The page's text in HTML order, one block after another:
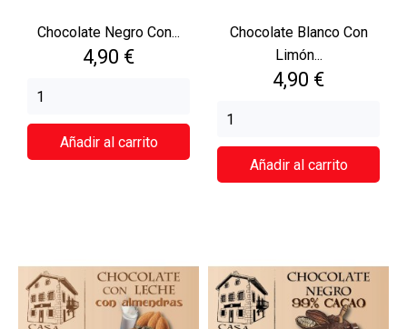
Chocolate Negro Con...
Precio
4,90 €
Añadir al carrito
Chocolate Blanco Con
Limón...
Precio
4,90 €
Añadir al carrito